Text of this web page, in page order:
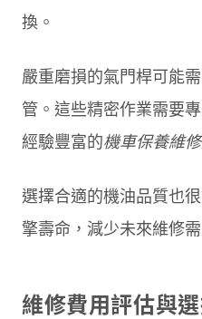
換。
嚴重磨損的氣門桿可能
管。這些精密作業需要
經驗豐富的機車保養維修
選擇合適的機油品質也
擎壽命，減少未來維修需
維修費用評估與